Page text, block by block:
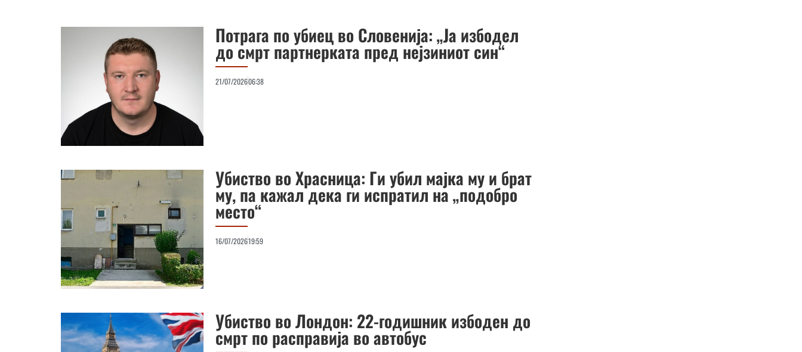
Потрага по убиец во Словенија: „Ја избодел
до смрт партнерката пред нејзиниот син“
21/07/202606:38
Убиство во Храсница: Ги убил мајка му и брат
му, па кажал дека ги испратил на „подобро
место“
16/07/202619:59
Убиство во Лондон: 22-годишник избоден до
смрт по расправија во автобус